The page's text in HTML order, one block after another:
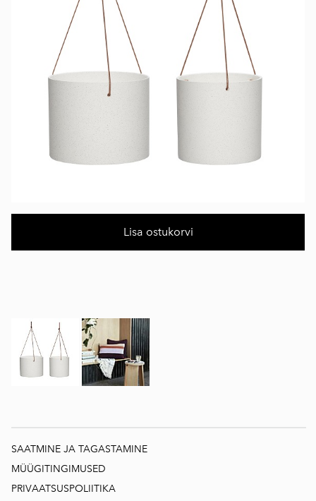
Lisa ostukorvi
SAATMINE JA TAGASTAMINE
MÜÜGITINGIMUSED
PRIVAATSUSPOLIITIKA